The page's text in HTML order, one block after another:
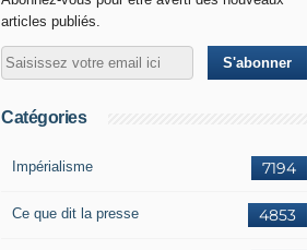
articles publiés.
Catégories
7194
Impérialisme
4853
Ce que dit la presse